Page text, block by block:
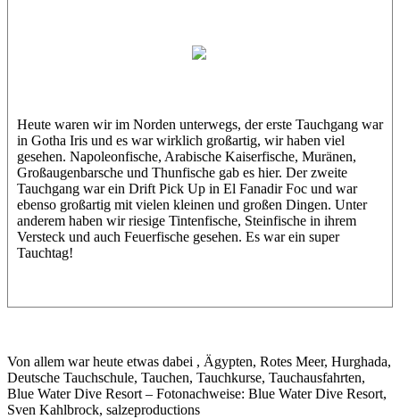
Heute waren wir im Norden unterwegs, der erste Tauchgang war
in Gotha Iris und es war wirklich großartig, wir haben viel
gesehen. Napoleonfische, Arabische Kaiserfische, Muränen,
Großaugenbarsche und Thunfische gab es hier. Der zweite
Tauchgang war ein Drift Pick Up in El Fanadir Foc und war
ebenso großartig mit vielen kleinen und großen Dingen. Unter
anderem haben wir riesige Tintenfische, Steinfische in ihrem
Versteck und auch Feuerfische gesehen. Es war ein super
Tauchtag!
Von allem war heute etwas dabei , Ägypten, Rotes Meer, Hurghada,
Deutsche Tauchschule, Tauchen, Tauchkurse, Tauchausfahrten,
Blue Water Dive Resort – Fotonachweise: Blue Water Dive Resort,
Sven Kahlbrock, salzeproductions